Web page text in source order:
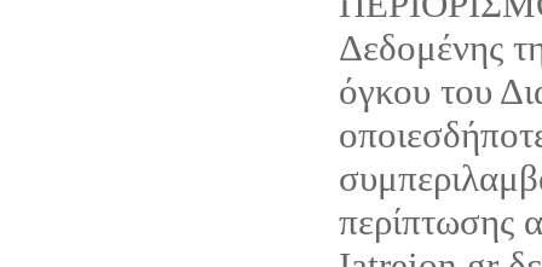
Δεδομένης
όγκου του
περίπτωσης